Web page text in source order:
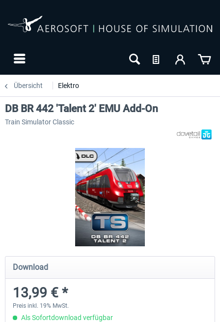
Übersicht Elektro
ICE 4 (BR 412)
34,95 € *
Stadler Flirt 3
DB BR 442 'Talent 2' EMU Add-On
Train Simulator Classic
Download
13,99 € *
Preis inkl. 19% MwSt.
Als Sofortdownload verfügbar